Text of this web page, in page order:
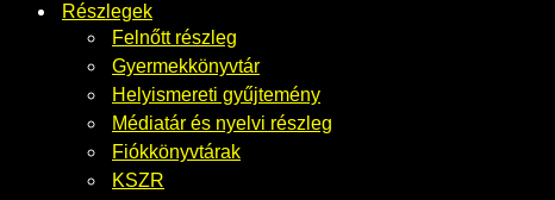
Részlegek
Felnőtt részleg
Gyermekkönyvtár
Helyismereti gyűjtemény
Médiatár és nyelvi részleg
Fiókkönyvtárak
KSZR